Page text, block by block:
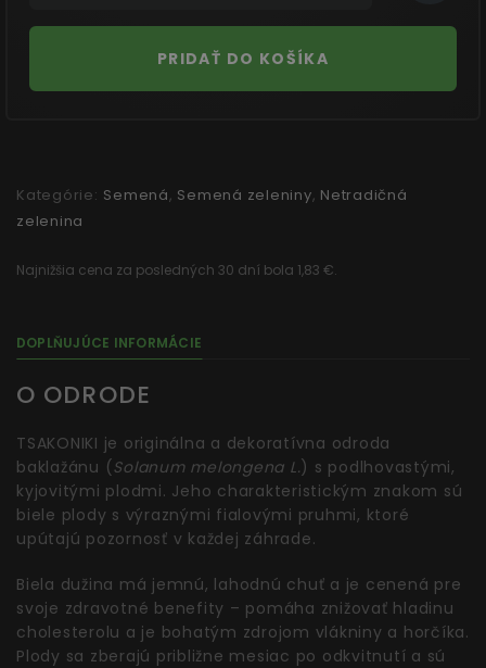
PRIDAŤ DO KOŠÍKA
Kategórie: Semená, Semená zeleniny, Netradičná
zelenina
Najnižšia cena za posledných 30 dní bola 1,83 €.
DOPLŇUJÚCE INFORMÁCIE
O ODRODE
TSAKONIKI je originálna a dekoratívna odroda
baklažánu (Solanum melongena L.) s podlhovastými,
kyjovitými plodmi. Jeho charakteristickým znakom sú
biele plody s výraznými fialovými pruhmi, ktoré
upútajú pozornosť v každej záhrade.
Biela dužina má jemnú, lahodnú chuť a je cenená pre
svoje zdravotné benefity – pomáha znižovať hladinu
cholesterolu a je bohatým zdrojom vlákniny a horčíka.
Plody sa zberajú približne mesiac po odkvitnutí a sú